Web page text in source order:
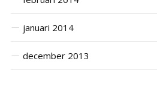
januari 2014
december 2013